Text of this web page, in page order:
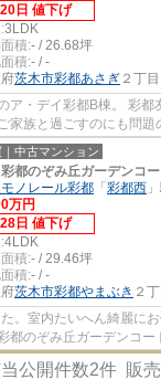
日 値下げ
3LDK
積:- / 26.68坪
積:- / -
茨木市彩都あさぎ ２丁目
ア・デイ彩都B棟。 彩
家族と過ごすのにも問題
供しております。こ...
中古マンション
都のぞみ丘ガーデンコ
ノレール彩都 「 彩都西
万円
日 値下げ
4LDK
積:- / 29.46坪
積:- / -
茨木市彩都やまぶき ２
。室内たいへん綺麗に
都のぞみ丘ガーデンコー
都店(スーパー)まで...
公開件数2件 販